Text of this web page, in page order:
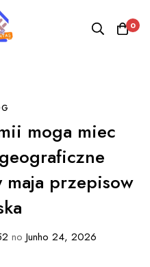
0
moga miec
przepisow
no Junho 24, 2026